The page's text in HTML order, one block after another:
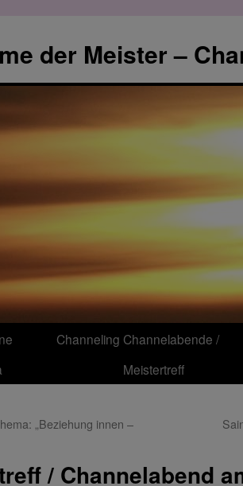
der Meister –
Channeling Channelabende /
Meistertreff
„Beziehung innen –
/ Channelabend